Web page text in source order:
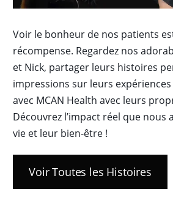
Voir le bonheur de nos patients
récompense. Regardez nos
et Nick, partager leurs histoires
impressions sur leurs
avec MCAN Health avec leurs
Découvrez l’impact réel que nous
vie et leur bien-être !
Voir Toutes les Histoires